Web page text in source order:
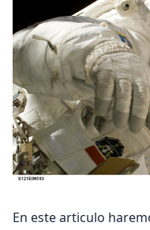
En este articulo